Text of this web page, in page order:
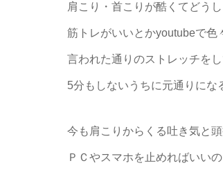
肩こり・首こりが酷くてどうし
筋トレがいいとかyoutubeで色
言われた通りのストレッチを
5分もしないうちに元通りにな
今も肩こりからくる吐き気と
ＰＣやスマホを止めればいい